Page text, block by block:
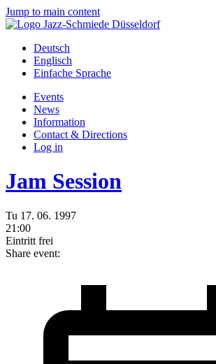
Jump to main content
Deutsch
Englisch
Einfache Sprache
Events
News
Information
Contact & Directions
Log in
Jam Session
Tu 17. 06. 1997
21:00
Eintritt frei
Share event: